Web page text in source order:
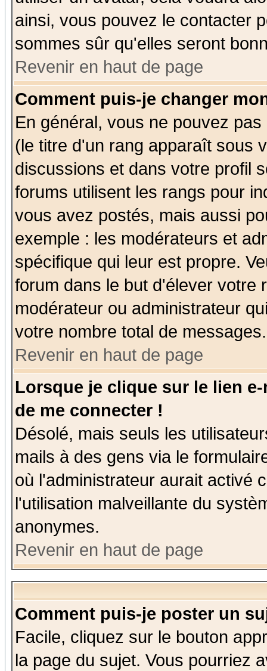
ainsi, vous pouvez le contacter
sommes sûr qu'elles seront
Revenir en haut de page
Comment puis-je changer
En général, vous ne pouvez
(le titre d'un rang apparaît sous
discussions et dans votre profil
forums utilisent les rangs pour
vous avez postés, mais aussi
exemple : les modérateurs et
spécifique qui leur est propre.
forum dans le but d'élever votre
modérateur ou administrateur
votre nombre total de messages.
Revenir en haut de page
Lorsque je clique sur le lien
de me connecter !
Désolé, mais seuls les
mails à des gens via le
où l'administrateur aurait activé
l'utilisation malveillante du
anonymes.
Revenir en haut de page
Comment puis-je poster un
Facile, cliquez sur le bouton
la page du sujet. Vous pourriez